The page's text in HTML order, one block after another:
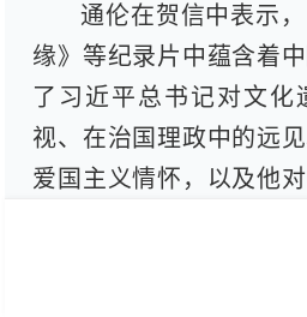
通伦在贺信中表示
缘》等纪录片中蕴含着
了习近平总书记对文化
视、在治国理政中的远
爱国主义情怀，以及他
明历史发自内心的无限
也彰显了中华文明作为
力，正推动中国实现民